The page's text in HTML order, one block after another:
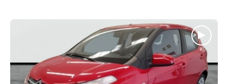
Combustible y cambio (0)
Precio y cuota (0)